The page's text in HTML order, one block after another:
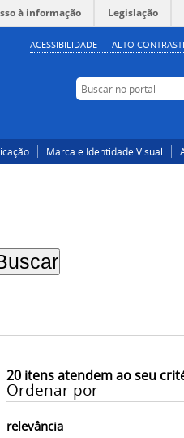
à informação Legislação
ACESSIBILIDADE ALTO
Buscar no portal
Marca e Identidade Visual
20itens atendem ao seu
Ordenar por
relevância